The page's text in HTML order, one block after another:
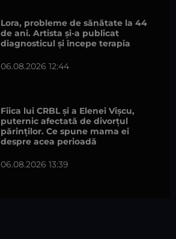
Lora, probleme de sănătate la 44
de ani. Artista și-a publicat
diagnosticul și începe terapia
06.08.2026 12:44
Fiica lui CRBL și a Elenei Vișcu,
puternic afectată de divorțul
părinților. Ce spune mama ei
despre acea perioadă
06.08.2026 13:39